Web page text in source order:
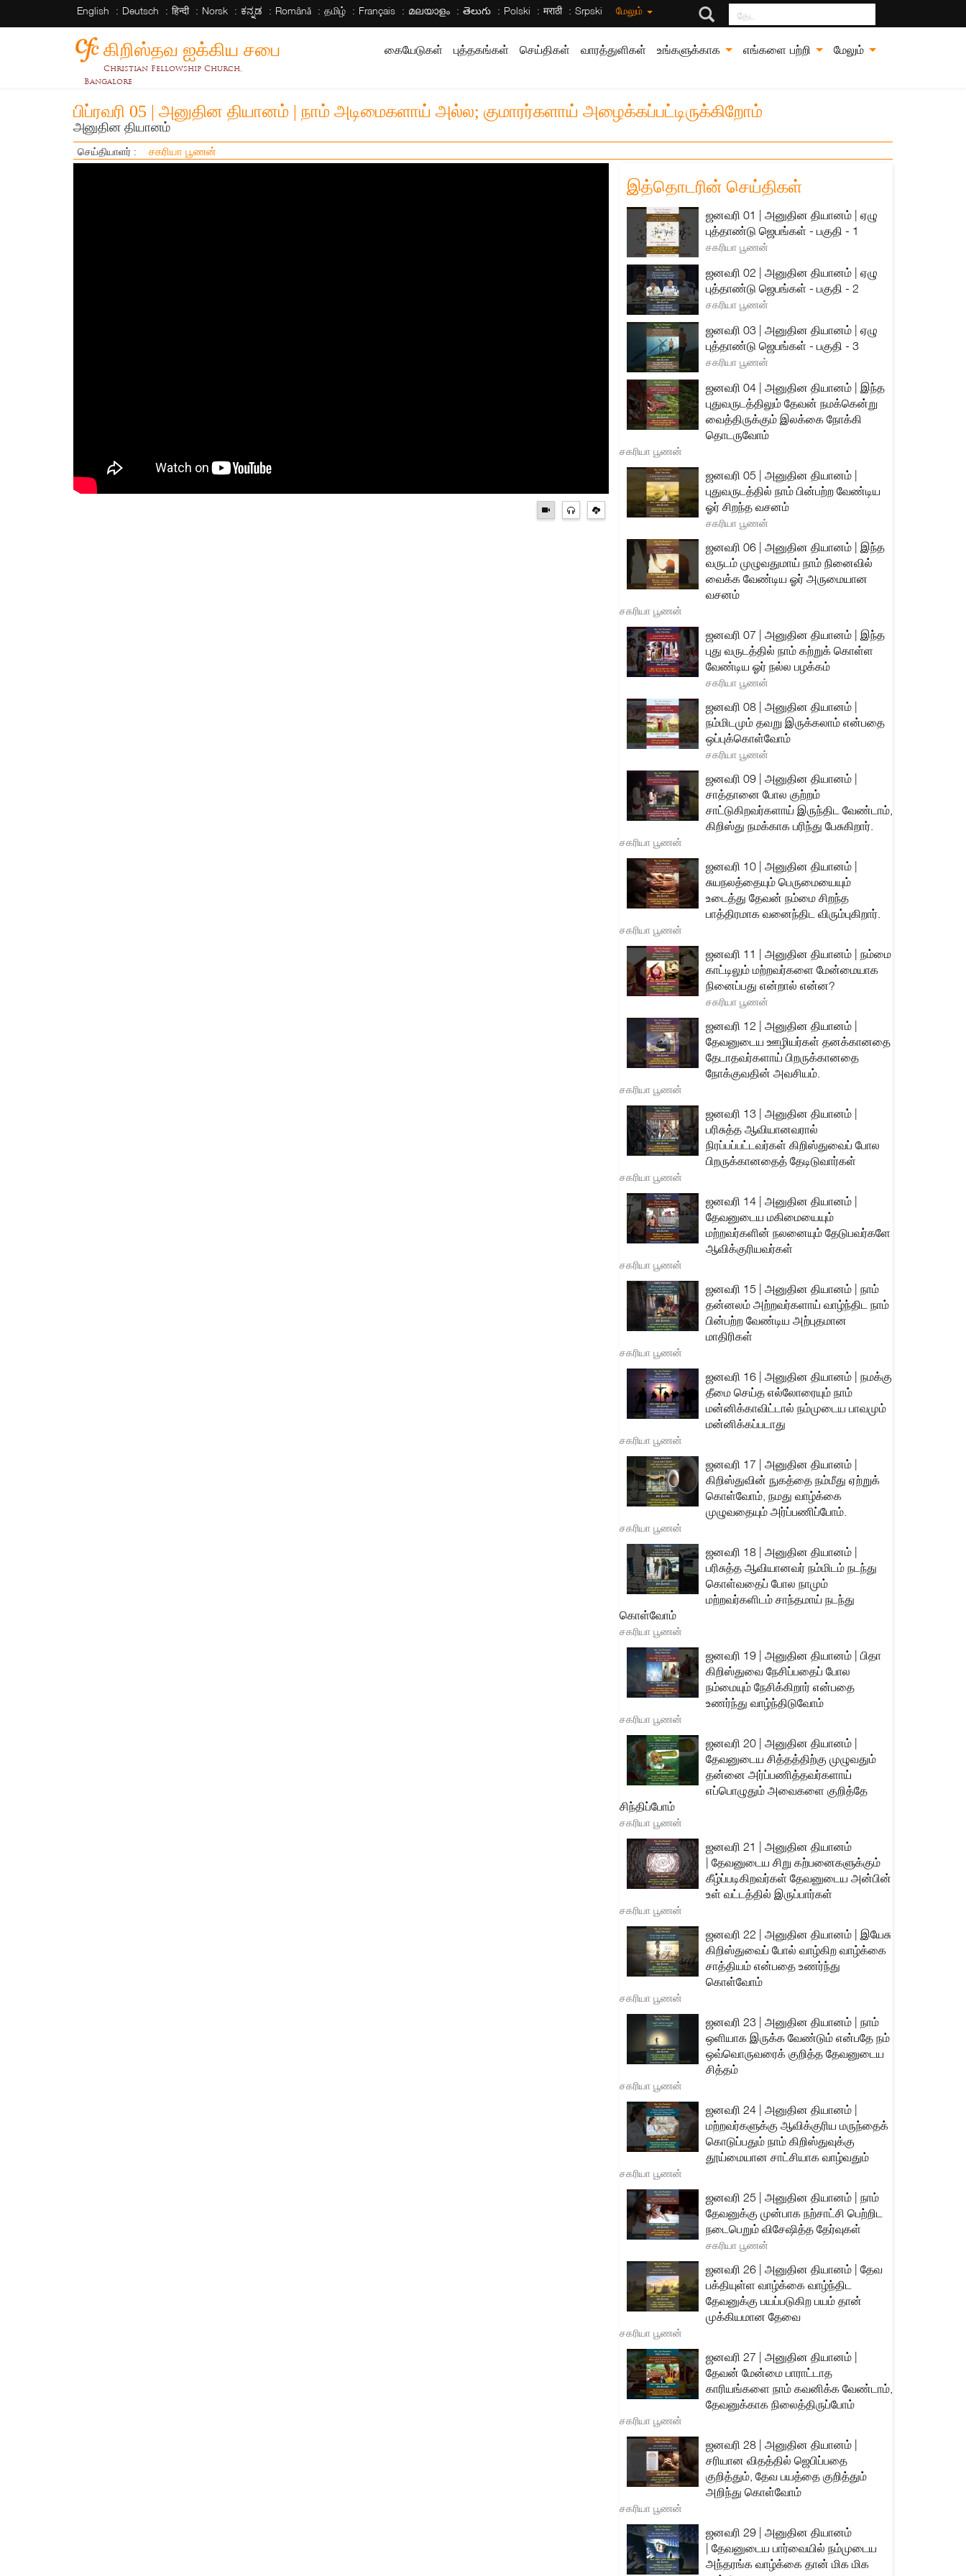
English Deutsch हिन्दी Norsk ಕನ್ನಡ Română தமிழ் Français മലയാളം తెలుగు Polski मराठी Srpski மேலும் தேட
கிறிஸ்தவ ஐக்கிய சபை
Christian Fellowship Church,
Bangalore
கையேடுகள் புத்தகங்கள் செய்திகள் வாரத்துளிகள் உங்களுக்காக எங்களை பற்றி மேலும்
பிப்ரவரி 05 | அனுதின தியானம் | நாம் அடிமைகளாய் அல்ல; குமாரர்களாய் அழைக்கப்பட்டிருக்கிறோம்
அனுதின தியானம்
செய்தியாளர் : சகரியா பூணன்
இத்தொடரின் செய்திகள்
ஜனவரி 01 | அனுதின தியானம் | ஏழு
புத்தாண்டு ஜெபங்கள் - பகுதி - 1
சகரியா பூணன்
ஜனவரி 02 | அனுதின தியானம் | ஏழு
புத்தாண்டு ஜெபங்கள் - பகுதி - 2
சகரியா பூணன்
ஜனவரி 03 | அனுதின தியானம் | ஏழு
புத்தாண்டு ஜெபங்கள் - பகுதி - 3
சகரியா பூணன்
ஜனவரி 04 | அனுதின தியானம் | இந்த
புதுவருடத்திலும் தேவன் நமக்கென்று
வைத்திருக்கும் இலக்கை நோக்கி
தொடருவோம்
சகரியா பூணன்
ஜனவரி 05 | அனுதின தியானம் |
புதுவருடத்தில் நாம் பின்பற்ற வேண்டிய
ஓர் சிறந்த வசனம்
சகரியா பூணன்
ஜனவரி 06 | அனுதின தியானம் | இந்த
வருடம் முழுவதுமாய் நாம் நினைவில்
வைக்க வேண்டிய ஓர் அருமையான
வசனம்
சகரியா பூணன்
ஜனவரி 07 | அனுதின தியானம் | இந்த
புது வருடத்தில் நாம் கற்றுக் கொள்ள
வேண்டிய ஓர் நல்ல பழக்கம்
சகரியா பூணன்
ஜனவரி 08 | அனுதின தியானம் |
நம்மிடமும் தவறு இருக்கலாம் என்பதை
ஒப்புக்கொள்வோம்
சகரியா பூணன்
ஜனவரி 09 | அனுதின தியானம் |
சாத்தானை போல குற்றம்
சாட்டுகிறவர்களாய் இருந்திட வேண்டாம்,
கிறிஸ்து நமக்காக பரிந்து பேசுகிறார்.
சகரியா பூணன்
ஜனவரி 10 | அனுதின தியானம் |
சுயநலத்தையும் பெருமையையும்
உடைத்து தேவன் நம்மை சிறந்த
பாத்திரமாக வனைந்திட விரும்புகிறார்.
சகரியா பூணன்
ஜனவரி 11 | அனுதின தியானம் | நம்மை
காட்டிலும் மற்றவர்களை மேன்மையாக
நினைப்பது என்றால் என்ன?
சகரியா பூணன்
ஜனவரி 12 | அனுதின தியானம் |
தேவனுடைய ஊழியர்கள் தனக்கானதை
தேடாதவர்களாய் பிறருக்கானதை
நோக்குவதின் அவசியம்.
சகரியா பூணன்
ஜனவரி 13 | அனுதின தியானம் |
பரிசுத்த ஆவியானவரால்
நிரப்பப்பட்டவர்கள் கிறிஸ்துவைப் போல
பிறருக்கானதைத் தேடிடுவார்கள்
சகரியா பூணன்
ஜனவரி 14 | அனுதின தியானம் |
தேவனுடைய மகிமையையும்
மற்றவர்களின் நலனையும் தேடுபவர்களே
ஆவிக்குரியவர்கள்
சகரியா பூணன்
ஜனவரி 15 | அனுதின தியானம் | நாம்
தன்னலம் அற்றவர்களாய் வாழ்ந்திட நாம்
பின்பற்ற வேண்டிய அற்புதமான
மாதிரிகள்
சகரியா பூணன்
ஜனவரி 16 | அனுதின தியானம் | நமக்கு
தீமை செய்த எல்லோரையும் நாம்
மன்னிக்காவிட்டால் நம்முடைய பாவமும்
மன்னிக்கப்படாது
சகரியா பூணன்
ஜனவரி 17 | அனுதின தியானம் |
கிறிஸ்துவின் நுகத்தை நம்மீது ஏற்றுக்
கொள்வோம், நமது வாழ்க்கை
முழுவதையும் அர்ப்பணிப்போம்.
சகரியா பூணன்
ஜனவரி 18 | அனுதின தியானம் |
பரிசுத்த ஆவியானவர் நம்மிடம் நடந்து
கொள்வதைப் போல நாமும்
மற்றவர்களிடம் சாந்தமாய் நடந்து
கொள்வோம்
சகரியா பூணன்
ஜனவரி 19 | அனுதின தியானம் | பிதா
கிறிஸ்துவை நேசிப்பதைப் போல
நம்மையும் நேசிக்கிறார் என்பதை
உணர்ந்து வாழ்ந்திடுவோம்
சகரியா பூணன்
ஜனவரி 20 | அனுதின தியானம் |
தேவனுடைய சித்தத்திற்கு முழுவதும்
தன்னை அர்ப்பணித்தவர்களாய்
எப்பொழுதும் அவைகளை குறித்தே
சிந்திப்போம்
சகரியா பூணன்
ஜனவரி 21 | அனுதின தியானம்
| தேவனுடைய சிறு கற்பனைகளுக்கும்
கீழ்ப்படிகிறவர்கள் தேவனுடைய அன்பின்
உள் வட்டத்தில் இருப்பார்கள்
சகரியா பூணன்
ஜனவரி 22 | அனுதின தியானம் | இயேசு
கிறிஸ்துவைப் போல் வாழ்கிற வாழ்க்கை
சாத்தியம் என்பதை உணர்ந்து
கொள்வோம்
சகரியா பூணன்
ஜனவரி 23 | அனுதின தியானம் | நாம்
ஒளியாக இருக்க வேண்டும் என்பதே நம்
ஒவ்வொருவரைக் குறித்த தேவனுடைய
சித்தம்
சகரியா பூணன்
ஜனவரி 24 | அனுதின தியானம் |
மற்றவர்களுக்கு ஆவிக்குரிய மருந்தைக்
கொடுப்பதும் நாம் கிறிஸ்துவுக்கு
தூய்மையான சாட்சியாக வாழ்வதும்
சகரியா பூணன்
ஜனவரி 25 | அனுதின தியானம் | நாம்
தேவனுக்கு முன்பாக நற்சாட்சி பெற்றிட
நடைபெறும் விசேஷித்த தேர்வுகள்
சகரியா பூணன்
ஜனவரி 26 | அனுதின தியானம் | தேவ
பக்தியுள்ள வாழ்க்கை வாழ்ந்திட
தேவனுக்கு பயப்படுகிற பயம் தான்
முக்கியமான தேவை
சகரியா பூணன்
ஜனவரி 27 | அனுதின தியானம் |
தேவன் மேன்மை பாராட்டாத
காரியங்களை நாம் கவனிக்க வேண்டாம்,
தேவனுக்காக நிலைத்திருப்போம்
சகரியா பூணன்
ஜனவரி 28 | அனுதின தியானம் |
சரியான விதத்தில் ஜெபிப்பதை
குறித்தும், தேவ பயத்தை குறித்தும்
அறிந்து கொள்வோம்
சகரியா பூணன்
ஜனவரி 29 | அனுதின தியானம்
| தேவனுடைய பார்வையில் நம்முடைய
அந்தரங்க வாழ்க்கை தான் மிக மிக